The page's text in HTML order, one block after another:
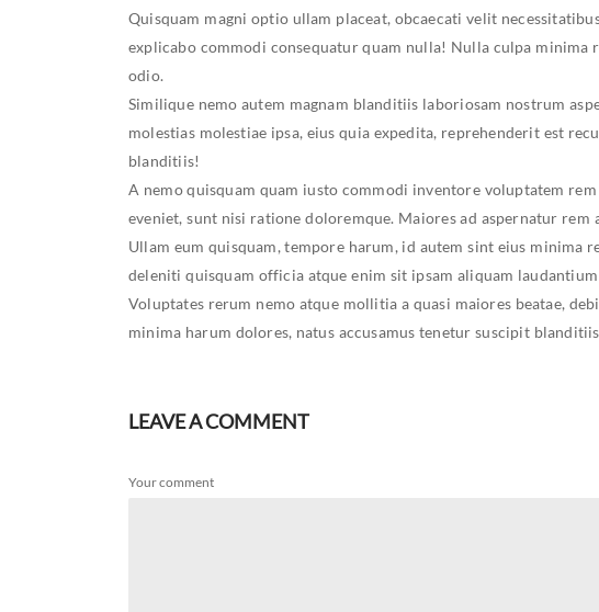
Quisquam magni optio ullam placeat, obcaecati velit
explicabo commodi consequatur quam nulla! Nulla culpa
odio.
Similique nemo autem magnam blanditiis laboriosam nostrum
molestias molestiae ipsa, eius quia expedita, reprehenderit est
blanditiis!
A nemo quisquam quam iusto commodi inventore voluptatem
eveniet, sunt nisi ratione doloremque. Maiores ad aspernatur
Ullam eum quisquam, tempore harum, id autem sint eius minima
deleniti quisquam officia atque enim sit ipsam aliquam
Voluptates rerum nemo atque mollitia a quasi maiores beatae,
minima harum dolores, natus accusamus tenetur suscipit
LEAVE A COMMENT
Your comment